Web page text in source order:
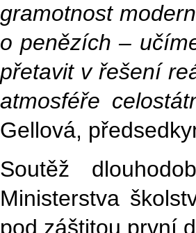
gramotnost
o penězích –
přetavit v řešení
atmosféře
Gellová,
Soutěž
Ministerstva
pod záštitou první